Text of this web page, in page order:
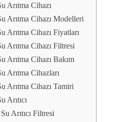
Arıtma Cihazı
Arıtma Cihazı Modelleri
Arıtma Cihazı Fiyatları
Arıtma Cihazı Filtresi
Arıtma Cihazı Bakım
Arıtma Cihazları
Arıtma Cihazı Tamiri
Arıtıcı
Arıtıcı Filtresi